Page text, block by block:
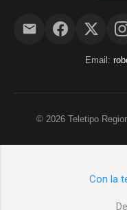
Email:
© 2026 Teletipo
Con la